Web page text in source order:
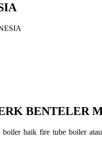
BENTELER
baik fire tube boiler